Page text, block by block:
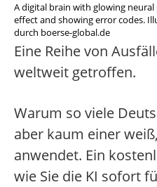
A digital brain with glowing
effect and showing error codes.
durch boerse-global.de
Eine Reihe von
weltweit getroffen.
Warum so viele
aber kaum einer
anwendet. Ein
wie Sie die KI sofort